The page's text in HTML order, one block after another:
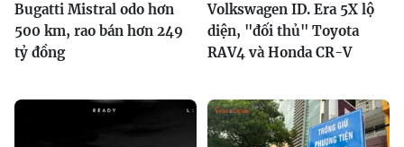
Bugatti Mistral odo hơn
500 km, rao bán hơn 249
tỷ đồng
Volkswagen ID. Era 5X lộ
diện, "đối thủ" Toyota
RAV4 và Honda CR-V